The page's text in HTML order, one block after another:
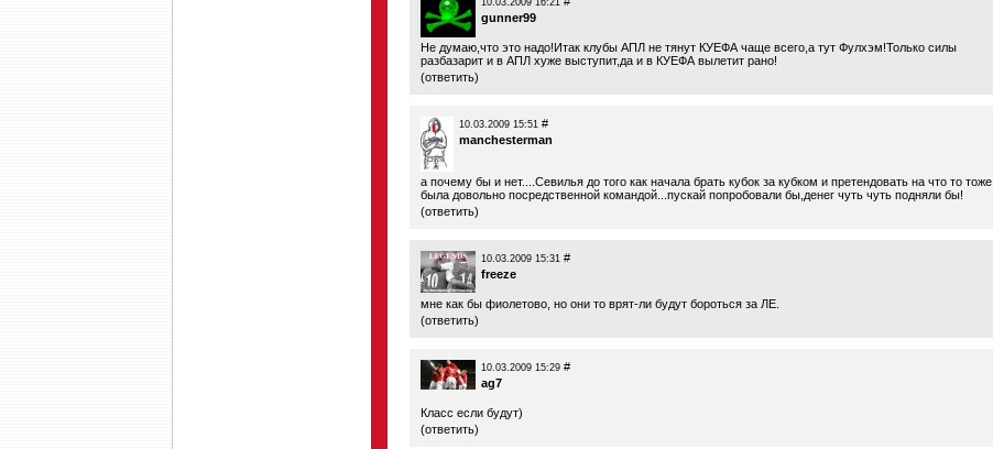
10.03.2009 16:21
gunner99
Не думаю,что это надо!Итак клубы АПЛ не тянут КУЕФА чаще всего,а тут Фулхэм!Только силы
разбазарит и в АПЛ хуже выступит,да и в КУЕФА вылетит рано!
(ответить)
10.03.2009 15:51 #
manchesterman
а почему бы и нет....Севилья до того как начала брать кубок за кубком и претендовать на что то тоже
была довольно посредственной командой...пускай попробовали бы,денег чуть чуть подняли бы!
(ответить)
10.03.2009 15:31 #
freeze
мне как бы фиолетово, но они то врят-ли будут бороться за ЛЕ.
(ответить)
10.03.2009 15:29 #
ag7
Класс если будут)
(ответить)